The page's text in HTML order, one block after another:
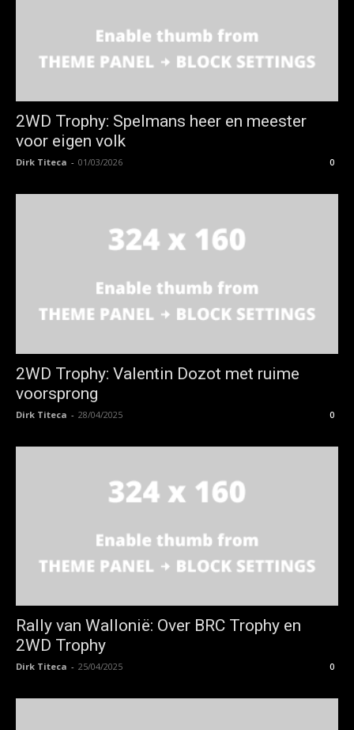
2WD Trophy: Spelmans heer en meester
voor eigen volk
Dirk Titeca - 01/03/2026 0
2WD Trophy: Valentin Dozot met ruime
voorsprong
Dirk Titeca - 28/04/2025 0
Rally van Wallonië: Over BRC Trophy en
2WD Trophy
Dirk Titeca - 25/04/2025 0